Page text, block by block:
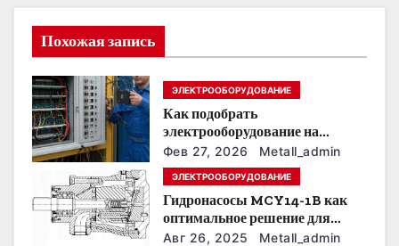
и
я
п
о
а
Похожая запись
ЭЛЕКТРООБОРУДОВАНИЕ
Как подобрать
электрооборудование на
предприятии под тяжелые
условия эксплуатации
Фев 27, 2026 Metall_admin
ЭЛЕКТРООБОРУДОВАНИЕ
Гидронасосы MCY14-1B как
оптимальное решение для
модернизации гидросистем
Авг 26, 2025 Metall_admin